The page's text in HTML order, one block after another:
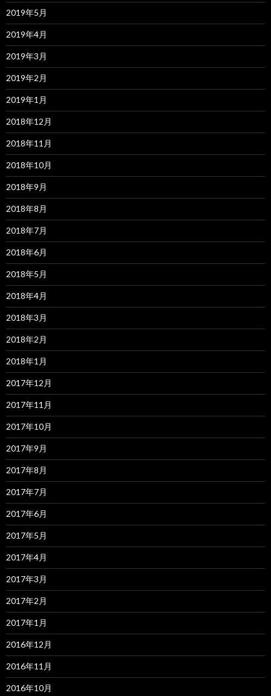
2019年5月
2019年4月
2019年3月
2019年2月
2019年1月
2018年12月
2018年11月
2018年10月
2018年9月
2018年8月
2018年7月
2018年6月
2018年5月
2018年4月
2018年3月
2018年2月
2018年1月
2017年12月
2017年11月
2017年10月
2017年9月
2017年8月
2017年7月
2017年6月
2017年5月
2017年4月
2017年3月
2017年2月
2017年1月
2016年12月
2016年11月
2016年10月